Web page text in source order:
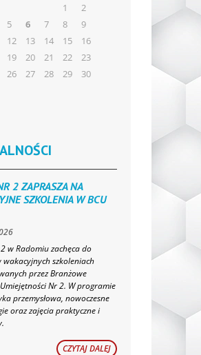
1
2
5 6 7 8
9
12 13 14 15
16
19 20 21 22
23
26 27 28 29
30
2 ZAPRASZA NA
SZKOLENIA W BCU
w Radomiu zachęca do
wakacyjnych szkoleniach
przez Branżowe
Nr 2. W programie
przemysłowa, nowoczesne
oraz zajęcia praktyczne i
CZYTAJ DALEJ